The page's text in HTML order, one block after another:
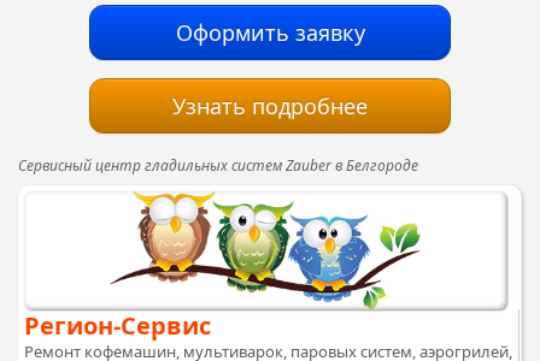
Оформить заявку
Узнать подробнее
Сервисный центр гладильных систем Zauber в Белгороде
Регион-Сервис
Ремонт кофемашин, мультиварок, паровых систем, аэрогрилей,